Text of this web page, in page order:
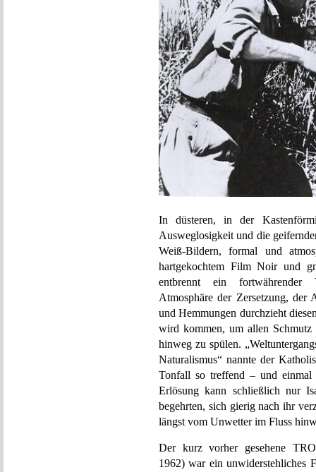
In düsteren, in der
Ausweglosigkeit und die
Weiß-Bildern, formal und
hartgekochtem Film Noir und
entbrennt ein fortwährender
Atmosphäre der Zersetzung, der
und Hemmungen durchzieht
wird kommen, um allen Schmutz
hinweg zu spülen.
Naturalismus“ nannte der
Tonfall so treffend – und einmal
Erlösung kann schließlich nur
begehrten, sich gierig nach ihr
längst vom Unwetter im Fluss
Der kurz vorher gesehene
1962) war ein unwiderstehliches